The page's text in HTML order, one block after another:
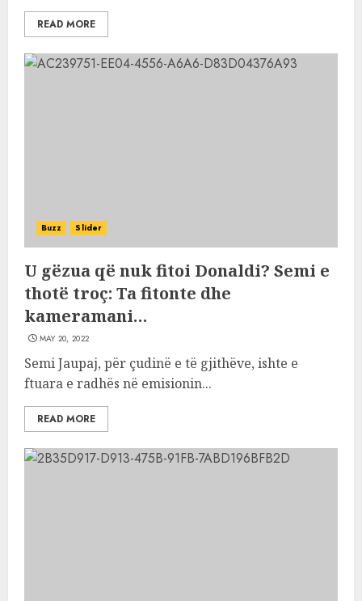
READ MORE
Buzz Slider
U gëzua që nuk fitoi Donaldi? Semi e
thotë troç: Ta fitonte dhe
kameramani…
MAY 20, 2022
Semi Jaupaj, për çudinë e të gjithëve, ishte e
ftuara e radhës në emisionin...
READ MORE